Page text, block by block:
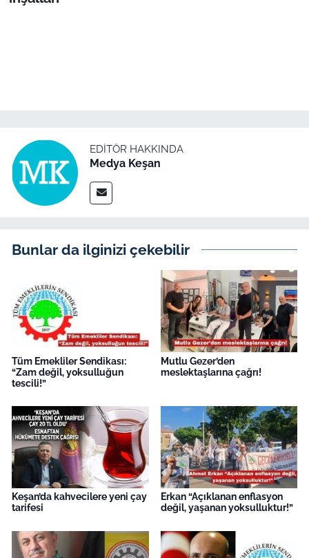
EDITÖR HAKKINDA
Medya Keşan
Bunlar da ilginizi çekebilir
Tüm Emekliler Sendikası:
“Zam değil, yoksulluğun
tescili!”
Mutlu Gezer’den
meslektaşlarına çağrı!
Keşan’da kahvecilere yeni çay
tarifesi
Erkan “Açıklanan enflasyon
değil, yaşanan yoksulluktur!”